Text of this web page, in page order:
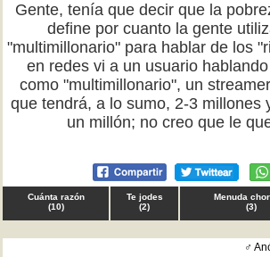
Gente, tenía que decir que la
define por cuanto la gente
"multimillonario" para hablar de los
en redes vi a un usuario
como "multimillonario", un
que tendrá, a lo sumo, 2-3 millones
un millón; no creo que le
Cuánta razón
(10)
Te jodes
(2)
Menuda
(3)
♂